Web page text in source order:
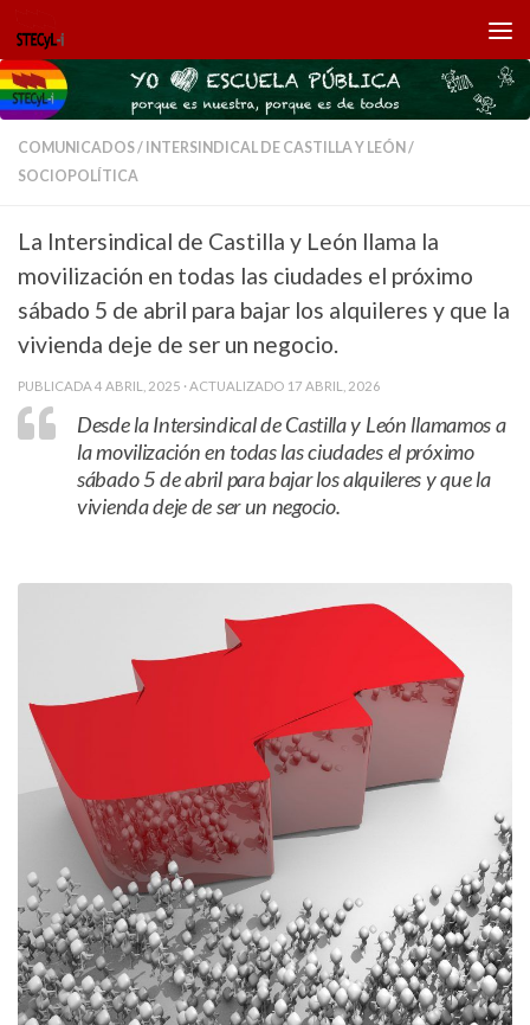
Saltar al contenido
COMUNICADOS/ INTERSINDICAL DE CASTILLA Y LEÓN /
SOCIOPOLÍTICA
La Intersindical de Castilla y León llama la
movilización en todas las ciudades el próximo
sábado 5 de abril para bajar los alquileres y que la
vivienda deje de ser un negocio.
PUBLICADA 4 ABRIL, 2025 · ACTUALIZADO 17 ABRIL, 2026
Desde la Intersindical de Castilla y León llamamos a
la movilización en todas las ciudades el próximo
sábado 5 de abril para bajar los alquileres y que la
vivienda deje de ser un negocio.